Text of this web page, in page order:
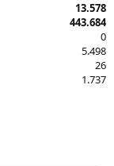
13.578
443.684
0
5.498
26
1.737